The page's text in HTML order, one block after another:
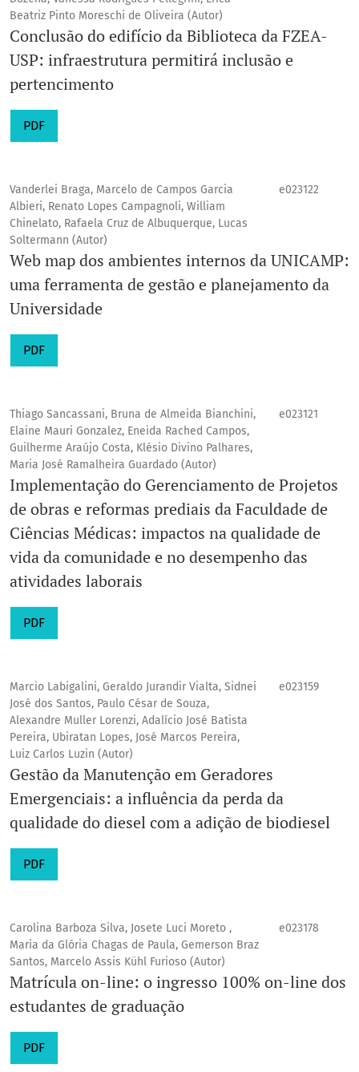
Beatriz Pinto Moreschi de Oliveira (Autor)
Conclusão do edifício da Biblioteca da FZEA-
USP: infraestrutura permitirá inclusão e
pertencimento
PDF
Vanderlei Braga, Marcelo de Campos Garcia
Albieri, Renato Lopes Campagnoli, William
Chinelato, Rafaela Cruz de Albuquerque, Lucas
Soltermann (Autor)
e023122
Web map dos ambientes internos da UNICAMP:
uma ferramenta de gestão e planejamento da
Universidade
PDF
Thiago Sancassani, Bruna de Almeida Bianchini,
Elaine Mauri Gonzalez, Eneida Rached Campos,
Guilherme Araújo Costa, Klésio Divino Palhares,
Maria José Ramalheira Guardado (Autor)
e023121
Implementação do Gerenciamento de Projetos
de obras e reformas prediais da Faculdade de
Ciências Médicas: impactos na qualidade de
vida da comunidade e no desempenho das
atividades laborais
PDF
Marcio Labigalini, Geraldo Jurandir Vialta, Sidnei
José dos Santos, Paulo César de Souza,
Alexandre Muller Lorenzi, Adalício José Batista
Pereira, Ubiratan Lopes, José Marcos Pereira,
Luiz Carlos Luzin (Autor)
e023159
Gestão da Manutenção em Geradores
Emergenciais: a influência da perda da
qualidade do diesel com a adição de biodiesel
PDF
Carolina Barboza Silva, Josete Luci Moreto ,
Maria da Glória Chagas de Paula, Gemerson Braz
Santos, Marcelo Assis Kühl Furioso (Autor)
e023178
Matrícula on-line: o ingresso 100% on-line dos
estudantes de graduação
PDF